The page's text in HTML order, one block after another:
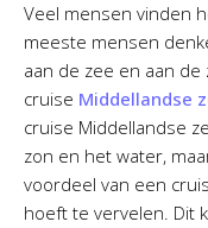
Veel mensen vinden
meeste mensen
aan de zee en aan
cruise Middellandse
cruise Middellandse
zon en het water,
voordeel van een
hoeft te vervelen. Dit